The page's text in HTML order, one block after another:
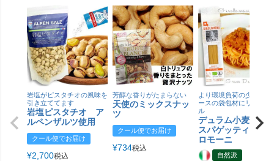
岩塩がピスタチオの風味を
引き立ててます
岩塩ピスタチオ ア
ルペンザルツ使用
クール便でお届け
¥2,700税込
芳醇な香りがたまらない
天使のミックスナッ
ツ
クール便でお届け
¥734税込
より環境負荷の少ない紙
ースの袋包材にリニュー
ル
デュラム小麦 有
スパゲッティ／ジ
ロモーニ
自然派